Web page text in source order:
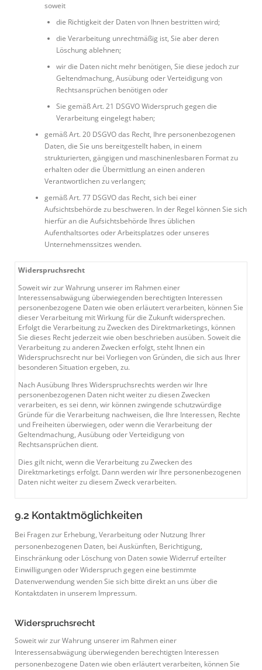
soweit
die Richtigkeit der Daten von Ihnen bestritten wird;
die Verarbeitung unrechtmäßig ist, Sie aber deren
Löschung ablehnen;
wir die Daten nicht mehr benötigen, Sie diese jedoch zur
Geltendmachung, Ausübung oder Verteidigung von
Rechtsansprüchen benötigen oder
Sie gemäß Art. 21 DSGVO Widerspruch gegen die
Verarbeitung eingelegt haben;
gemäß Art. 20 DSGVO das Recht, Ihre personenbezogenen
Daten, die Sie uns bereitgestellt haben, in einem
strukturierten, gängigen und maschinenlesbaren Format zu
erhalten oder die Übermittlung an einen anderen
Verantwortlichen zu verlangen;
gemäß Art. 77 DSGVO das Recht, sich bei einer
Aufsichtsbehörde zu beschweren. In der Regel können Sie sich
hierfür an die Aufsichtsbehörde Ihres üblichen
Aufenthaltsortes oder Arbeitsplatzes oder unseres
Unternehmenssitzes wenden.
Widerspruchsrecht
Soweit wir zur Wahrung unserer im Rahmen einer
Interessensabwägung überwiegenden berechtigten Interessen
personenbezogene Daten wie oben erläutert verarbeiten, können Sie
dieser Verarbeitung mit Wirkung für die Zukunft widersprechen.
Erfolgt die Verarbeitung zu Zwecken des Direktmarketings, können
Sie dieses Recht jederzeit wie oben beschrieben ausüben. Soweit die
Verarbeitung zu anderen Zwecken erfolgt, steht Ihnen ein
Widerspruchsrecht nur bei Vorliegen von Gründen, die sich aus Ihrer
besonderen Situation ergeben, zu.
Nach Ausübung Ihres Widerspruchsrechts werden wir Ihre
personenbezogenen Daten nicht weiter zu diesen Zwecken
verarbeiten, es sei denn, wir können zwingende schutzwürdige
Gründe für die Verarbeitung nachweisen, die Ihre Interessen, Rechte
und Freiheiten überwiegen, oder wenn die Verarbeitung der
Geltendmachung, Ausübung oder Verteidigung von
Rechtsansprüchen dient.
Dies gilt nicht, wenn die Verarbeitung zu Zwecken des
Direktmarketings erfolgt. Dann werden wir Ihre personenbezogenen
Daten nicht weiter zu diesem Zweck verarbeiten.
9.2 Kontaktmöglichkeiten
Bei Fragen zur Erhebung, Verarbeitung oder Nutzung Ihrer
personenbezogenen Daten, bei Auskünften, Berichtigung,
Einschränkung oder Löschung von Daten sowie Widerruf erteilter
Einwilligungen oder Widerspruch gegen eine bestimmte
Datenverwendung wenden Sie sich bitte direkt an uns über die
Kontaktdaten in unserem Impressum.
Widerspruchsrecht
Soweit wir zur Wahrung unserer im Rahmen einer
Interessensabwägung überwiegenden berechtigten Interessen
personenbezogene Daten wie oben erläutert verarbeiten, können Sie